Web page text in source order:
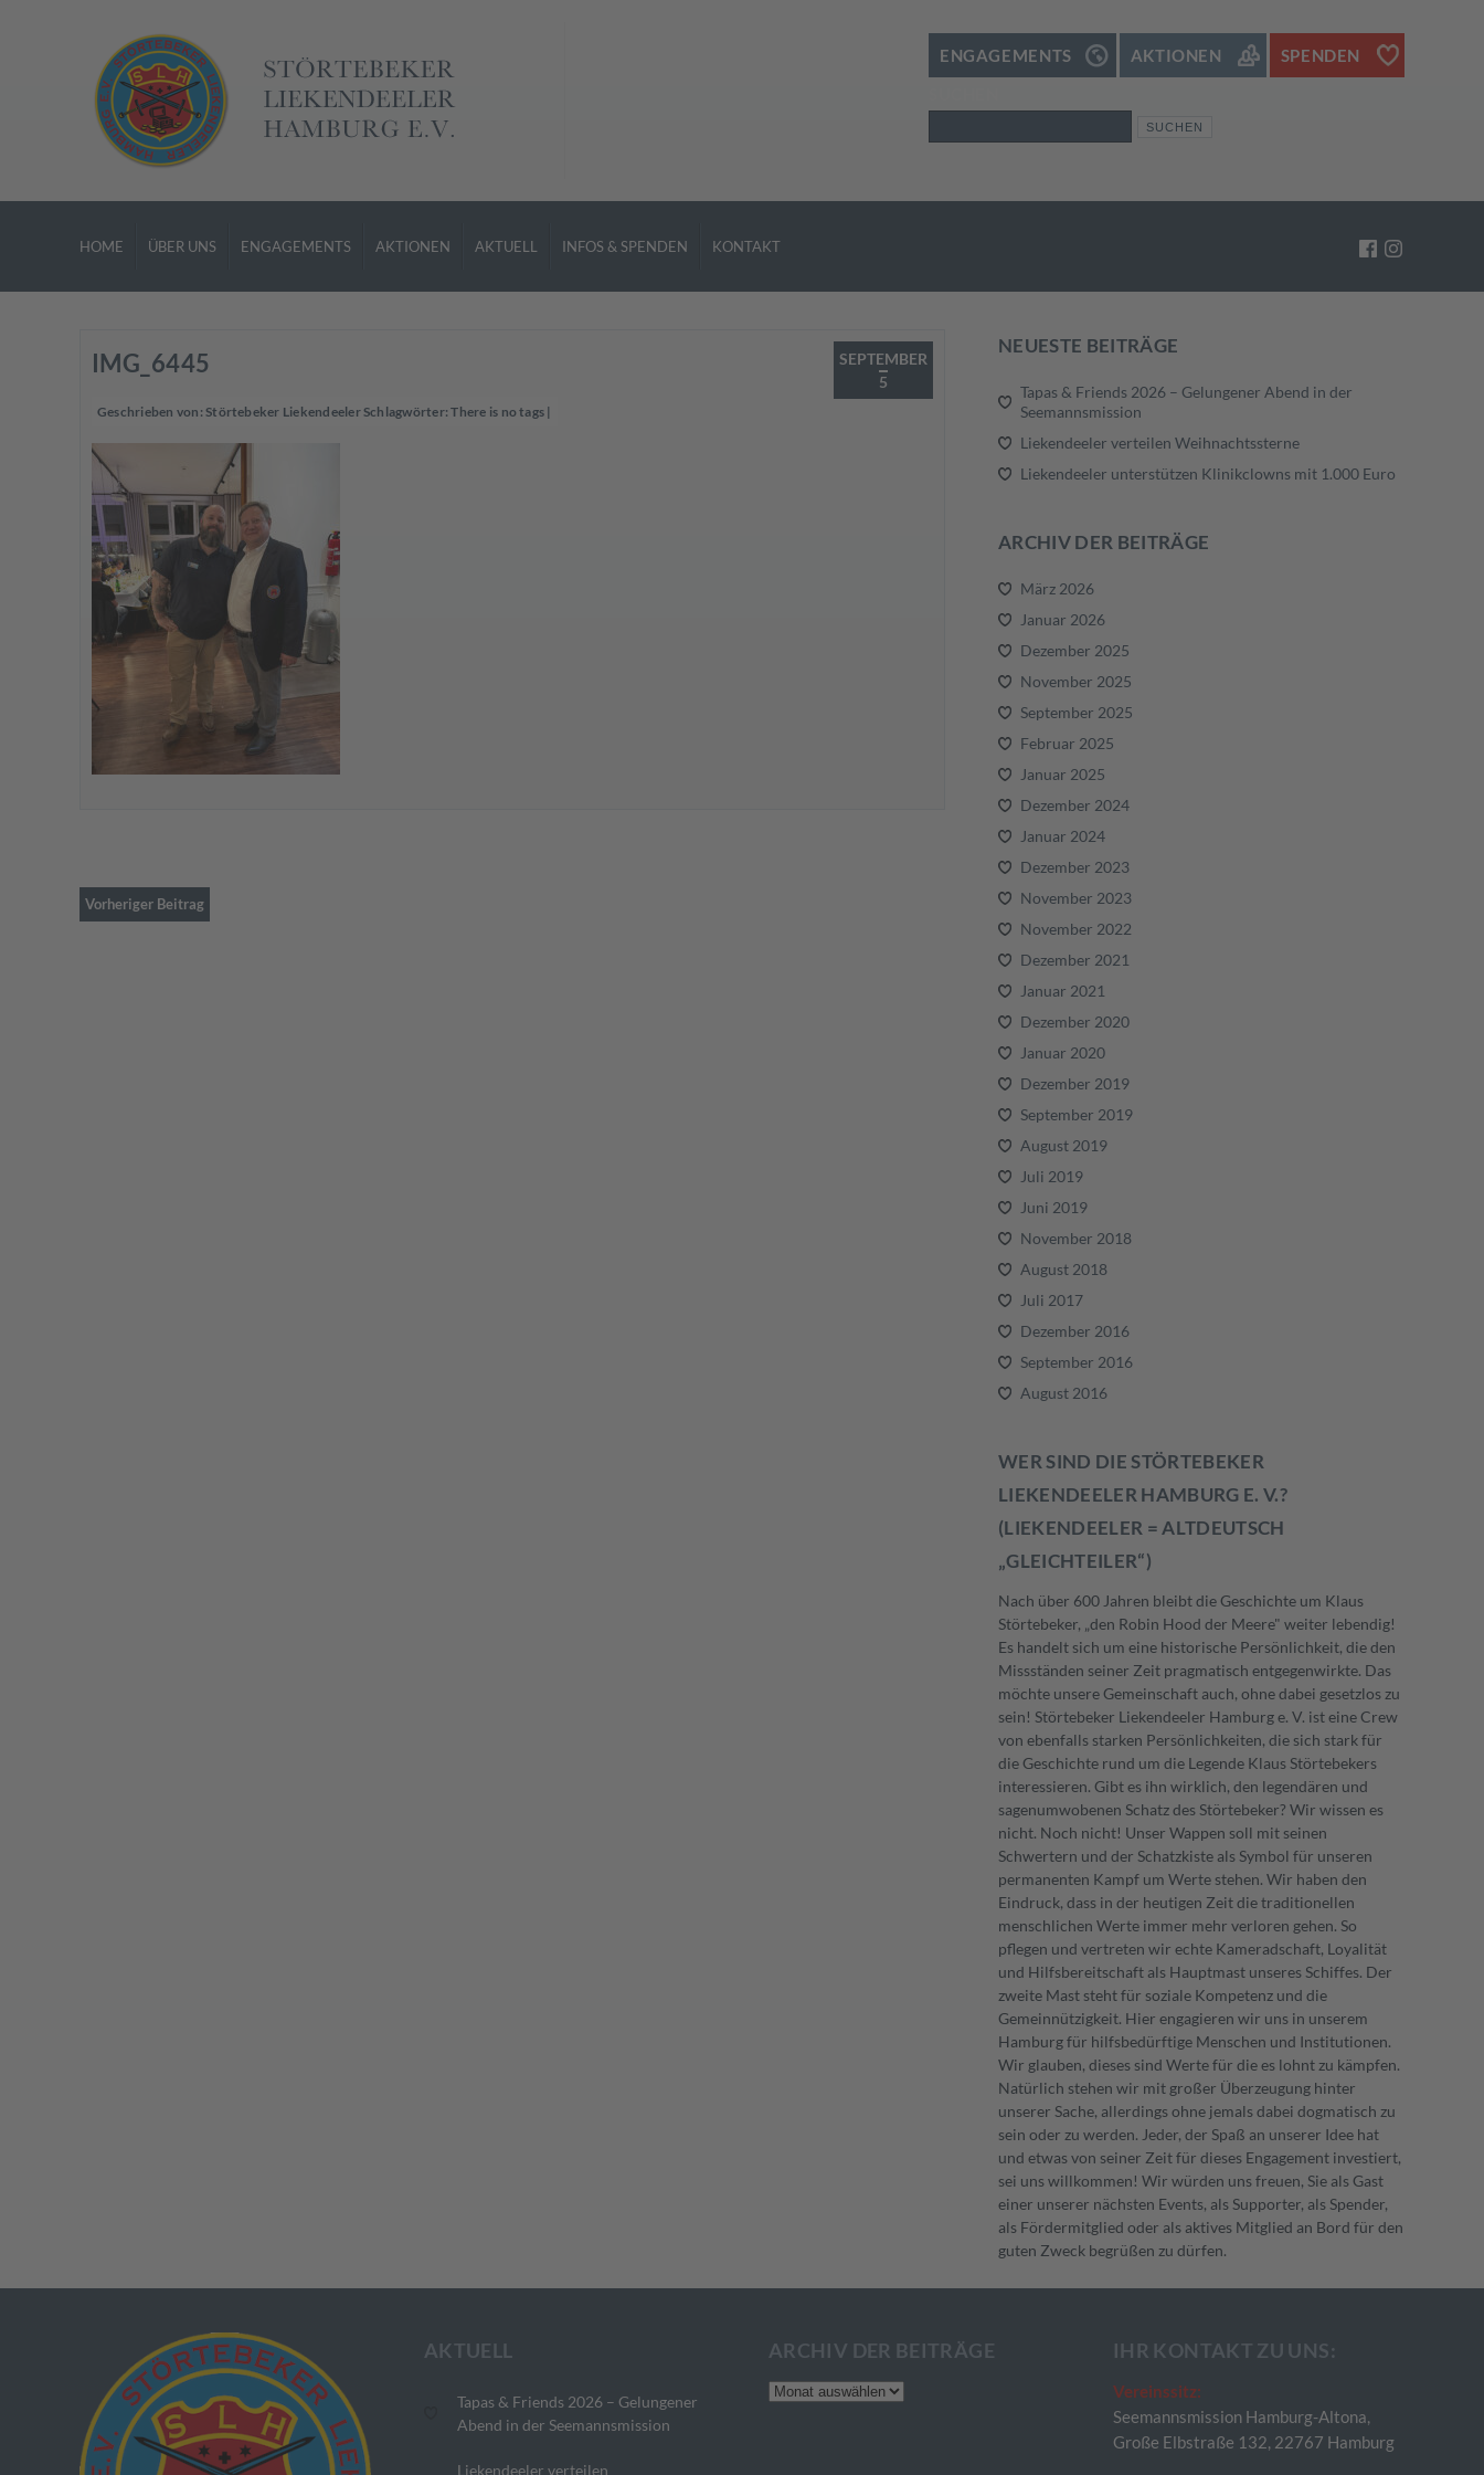
ENGAGEMENTS AKTIONEN
SPENDEN
HOME ÜBER UNS ENGAGEMENTS AKTIONEN AKTUELL INFOS & SPENDEN KONTAKT
IMG_6445
Geschrieben von: Störtebeker LiekendeelerSchlagwörter:There is no tags |
SEPTEMBER
5
Vorheriger Beitrag
NEUESTE BEITRÄGE
Tapas & Friends 2026 – Gelungener Abend in der
Seemannsmission
Liekendeeler verteilen Weihnachtssterne
Liekendeeler unterstützen Klinikclowns mit 1.000 Euro
ARCHIV DER BEITRÄGE
März 2026
Januar 2026
Dezember 2025
November 2025
September 2025
Februar 2025
Januar 2025
Dezember 2024
Januar 2024
Dezember 2023
November 2023
November 2022
Dezember 2021
Januar 2021
Dezember 2020
Januar 2020
Dezember 2019
September 2019
August 2019
Juli 2019
Juni 2019
November 2018
August 2018
Juli 2017
Dezember 2016
September 2016
August 2016
WER SIND DIE STÖRTEBEKER
LIEKENDEELER HAMBURG E. V.?
(LIEKENDEELER = ALTDEUTSCH
„GLEICHTEILER“)
Nach über 600 Jahren bleibt die Geschichte um Klaus
Störtebeker, „den Robin Hood der Meere" weiter lebendig!
Es handelt sich um eine historische Persönlichkeit, die den
Missständen seiner Zeit pragmatisch entgegenwirkte. Das
möchte unsere Gemeinschaft auch, ohne dabei gesetzlos zu
sein! Störtebeker Liekendeeler Hamburg e. V. ist eine Crew
von ebenfalls starken Persönlichkeiten, die sich stark für
die Geschichte rund um die Legende Klaus Störtebekers
interessieren. Gibt es ihn wirklich, den legendären und
sagenumwobenen Schatz des Störtebeker? Wir wissen es
nicht. Noch nicht! Unser Wappen soll mit seinen
Schwertern und der Schatzkiste als Symbol für unseren
permanenten Kampf um Werte stehen. Wir haben den
Eindruck, dass in der heutigen Zeit die traditionellen
menschlichen Werte immer mehr verloren gehen. So
pflegen und vertreten wir echte Kameradschaft, Loyalität
und Hilfsbereitschaft als Hauptmast unseres Schiffes. Der
zweite Mast steht für soziale Kompetenz und die
Gemeinnützigkeit. Hier engagieren wir uns in unserem
Hamburg für hilfsbedürftige Menschen und Institutionen.
Wir glauben, dieses sind Werte für die es lohnt zu kämpfen.
Natürlich stehen wir mit großer Überzeugung hinter
unserer Sache, allerdings ohne jemals dabei dogmatisch zu
sein oder zu werden. Jeder, der Spaß an unserer Idee hat
und etwas von seiner Zeit für dieses Engagement investiert,
sei uns willkommen! Wir würden uns freuen, Sie als Gast
einer unserer nächsten Events, als Supporter, als Spender,
als Fördermitglied oder als aktives Mitglied an Bord für den
guten Zweck begrüßen zu dürfen.
AKTUELL
Tapas & Friends 2026 – Gelungener
Abend in der Seemannsmission
Liekendeeler verteilen
ARCHIV DER BEITRÄGE
Archiv
IHR KONTAKT ZU UNS:
Vereinssitz:
Seemannsmission Hamburg-Altona,
Große Elbstraße 132, 22767 Hamburg